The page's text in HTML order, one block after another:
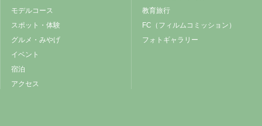
モデルコース
スポット・体験
グルメ・みやげ
イベント
宿泊
アクセス
教育旅行
FC（フィルムコミッション）
フォトギャラリー